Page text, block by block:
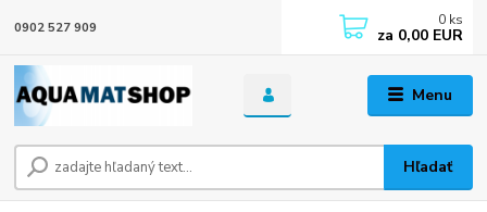
Menu
Hľadať
0902 527 909 0 ks
za 0,00 EUR